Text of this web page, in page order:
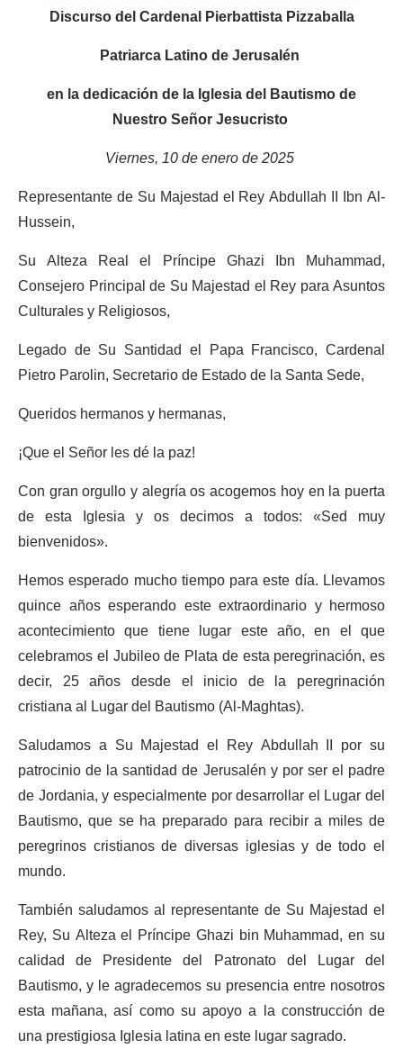
Discurso del Cardenal Pierbattista Pizzaballa
Patriarca Latino de Jerusalén
en la dedicación de la Iglesia del Bautismo de
Nuestro Señor Jesucristo
Viernes, 10 de enero de 2025
Representante de Su Majestad el Rey Abdullah II Ibn Al-
Hussein,
Su Alteza Real el Príncipe Ghazi Ibn Muhammad,
Consejero Principal de Su Majestad el Rey para Asuntos
Culturales y Religiosos,
Legado de Su Santidad el Papa Francisco, Cardenal
Pietro Parolin, Secretario de Estado de la Santa Sede,
Queridos hermanos y hermanas,
¡Que el Señor les dé la paz!
Con gran orgullo y alegría os acogemos hoy en la puerta
de esta Iglesia y os decimos a todos: «Sed muy
bienvenidos».
Hemos esperado mucho tiempo para este día. Llevamos
quince años esperando este extraordinario y hermoso
acontecimiento que tiene lugar este año, en el que
celebramos el Jubileo de Plata de esta peregrinación, es
decir, 25 años desde el inicio de la peregrinación
cristiana al Lugar del Bautismo (Al-Maghtas).
Saludamos a Su Majestad el Rey Abdullah II por su
patrocinio de la santidad de Jerusalén y por ser el padre
de Jordania, y especialmente por desarrollar el Lugar del
Bautismo, que se ha preparado para recibir a miles de
peregrinos cristianos de diversas iglesias y de todo el
mundo.
También saludamos al representante de Su Majestad el
Rey, Su Alteza el Príncipe Ghazi bin Muhammad, en su
calidad de Presidente del Patronato del Lugar del
Bautismo, y le agradecemos su presencia entre nosotros
esta mañana, así como su apoyo a la construcción de
una prestigiosa Iglesia latina en este lugar sagrado.